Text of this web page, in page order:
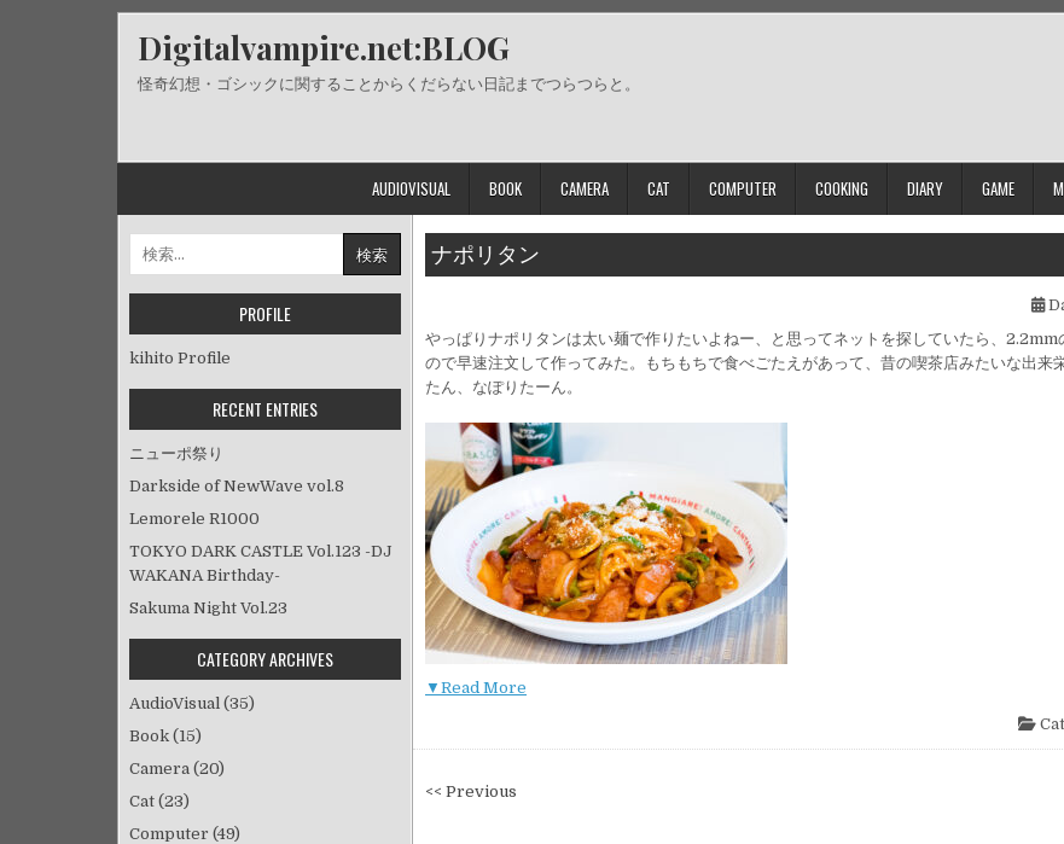
Digitalvampire.net:BLOG
怪奇幻想・ゴシックに関することからくだらない日記までつらつらと。
AUDIOVISUAL BOOK CAMERA CAT COMPUTER COOKING DIARY GAME
ナポリタン
やっぱりナポリタンは太い麺で作りたいよねー、と思ってネットを探していたら、2.2mm
ので早速注文して作ってみた。もちもちで食べごたえがあって、昔の喫茶店みたいな出来
たん、なぽりたーん。
▼Read More
投
<< Previous
索:
PROFILE
kihito Profile
RECENT ENTRIES
ニューポ祭り
Darkside of NewWave vol.8
Lemorele R1000
TOKYO DARK CASTLE Vol.123 -DJ
WAKANA Birthday-
Sakuma Night Vol.23
CATEGORY ARCHIVES
AudioVisual (35)
Book (15)
Camera (20)
Cat (23)
Computer (49)